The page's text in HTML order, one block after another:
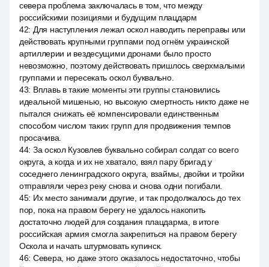
севера проблема заключалась в том, что между
российскими позициями и будущим плацдарм
42: Для наступления лежал оскол наводить переправы или
действовать крупными группами под огнём украинской
артиллерии и вездесущими дронами было просто
невозможно, поэтому действовать пришлось сверхмалыми
группами и пересекать оскол буквально.
43: Вплавь в такие моменты эти группы становились
идеальной мишенью, но высокую смертность никто даже не
пытался снижать её компенсировали единственным
способом числом таких групп для продвижения темпов
просачива.
44: За оскол Кузовлев буквально собирал солдат со всего
округа, а когда и их не хватало, взял пару бригад у
соседнего ленинградского округа, взаймы, двойки и тройки
отправляли через реку снова и снова одни погибали.
45: Их место занимали другие, и так продолжалось до тех
пор, пока на правом берегу не удалось накопить
достаточно людей для создания плацдарма, в итоге
российская армия смогла закрепиться на правом берегу
Оскола и начать штурмовать купинск.
46: Севера, но даже этого оказалось недостаточно, чтобы